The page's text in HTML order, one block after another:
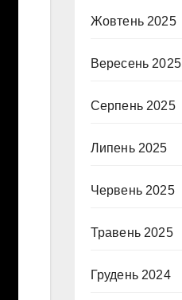
Жовтень 2025
Вересень 2025
Серпень 2025
Липень 2025
Червень 2025
Травень 2025
Грудень 2024